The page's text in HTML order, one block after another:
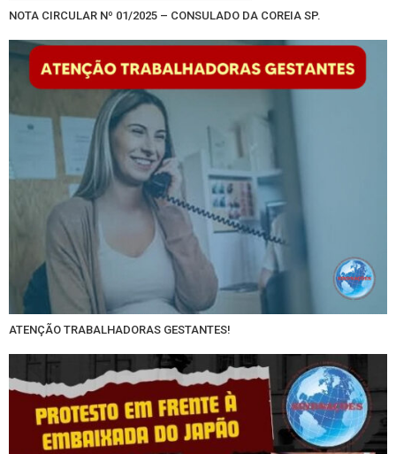
NOTA CIRCULAR Nº 01/2025 – CONSULADO DA COREIA SP.
ATENÇÃO TRABALHADORAS GESTANTES!